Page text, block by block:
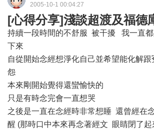
2005-10-1 00:04:27
[心得分享]淺談超渡及福德
持續一段時間的不舒服 被干擾 我一直
下來
自從開始念經想淨化自己並希望能化解
怨
本來剛開始覺得還蠻愉快的
只是有時念完會一直想哭
之後是一直在念經時非常想睡 還曾經在
醒 (那時口中本來再念著經文 眼睛閉了